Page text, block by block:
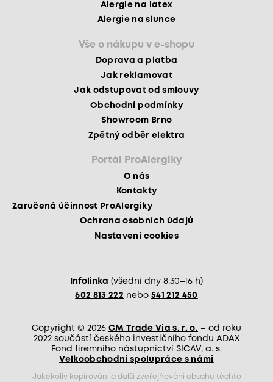
Alergie na latex
Alergie na slunce
Vše o nákupu v e-shopu
Doprava a platba
Jak reklamovat
Jak odstupovat od smlouvy
Obchodní podmínky
Showroom Brno
Zpětný odběr elektra
Portál ProAlergiky
O nás
Kontakty
Zaručená účinnost ProAlergiky
Ochrana osobních údajů
Nastavení cookies
Infolinka (všední dny 8.30–16 h)
602 813 222 nebo 541 212 450
Copyright © 2026 CM Trade Via s. r. o. – od roku
2022 součástí českého investičního fondu ADAX
Fond firemního nástupnictví SICAV, a. s.
Velkoobchodní spolupráce s námi
Jakékoliv kopírování a další zveřejňování obsahu těchto